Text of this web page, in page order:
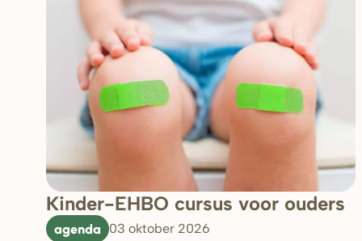
Kinder-EHBO cursus voor ouders
agenda 03 oktober 2026